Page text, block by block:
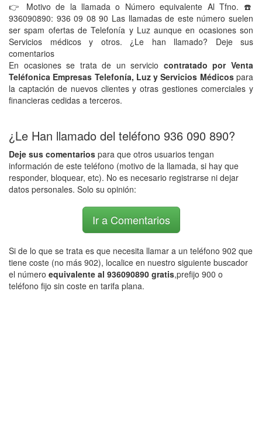
👉 Motivo de la llamada o Número equivalente Al Tfno. ☎️
936090890: 936 09 08 90 Las llamadas de este número suelen
ser spam ofertas de Telefonía y Luz aunque en ocasiones son
Servicios médicos y otros. ¿Le han llamado? Deje sus
comentarios
En ocasiones se trata de un servicio contratado por Venta
Teléfonica Empresas Telefonía, Luz y Servicios Médicos para
la captación de nuevos clientes y otras gestiones comerciales y
financieras cedidas a terceros.
¿Le Han llamado del teléfono 936 090 890?
Deje sus comentarios para que otros usuarios tengan
información de este teléfono (motivo de la llamada, si hay que
responder, bloquear, etc). No es necesario registrarse ni dejar
datos personales. Solo su opinión:
Ir a Comentarios
Si de lo que se trata es que necesita llamar a un teléfono 902 que
tiene coste (no más 902), localice en nuestro siguiente buscador
el número equivalente al 936090890 gratis,prefijo 900 o
teléfono fijo sin coste en tarifa plana.